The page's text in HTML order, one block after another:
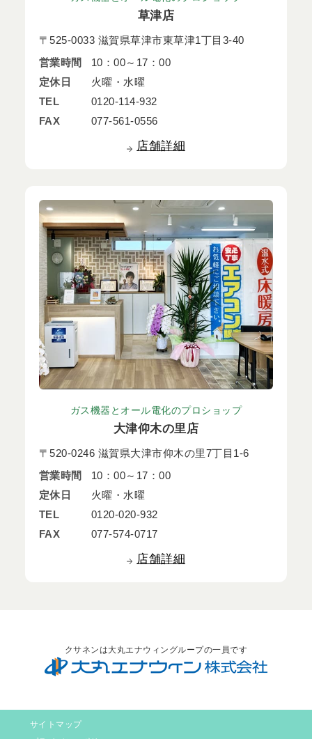
草津店
〒525-0033 滋賀県草津市東草津1丁目3-40
営業時間
10：00～17：00
定休日
火曜・水曜
TEL
0120-114-932
FAX
077-561-0556
店舗詳細
ガス機器とオール電化のプロショップ
大津仰木の里店
〒520-0246 滋賀県大津市仰木の里7丁目1-6
営業時間
10：00～17：00
定休日
火曜・水曜
TEL
0120-020-932
FAX
077-574-0717
店舗詳細
クサネンは大丸エナウィングループの一員です
サイトマップ